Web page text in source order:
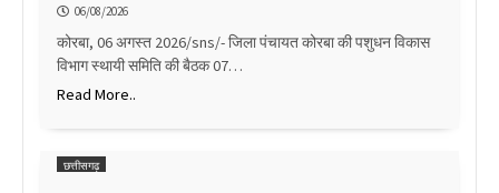
06/08/2026
कोरबा, 06 अगस्त 2026/sns/- जिला पंचायत कोरबा की पशुधन विकास
विभाग स्थायी समिति की बैठक 07…
Read More..
छत्तीसगढ़